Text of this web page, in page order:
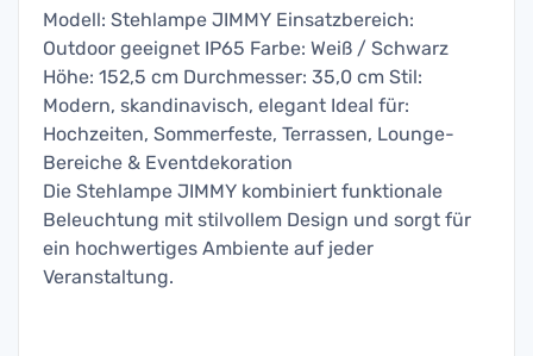
Modell: Stehlampe JIMMY Einsatzbereich:
Outdoor geeignet IP65 Farbe: Weiß / Schwarz
Höhe: 152,5 cm Durchmesser: 35,0 cm Stil:
Modern, skandinavisch, elegant Ideal für:
Hochzeiten, Sommerfeste, Terrassen, Lounge-
Bereiche & Eventdekoration
Die Stehlampe JIMMY kombiniert funktionale
Beleuchtung mit stilvollem Design und sorgt für
ein hochwertiges Ambiente auf jeder
Veranstaltung.